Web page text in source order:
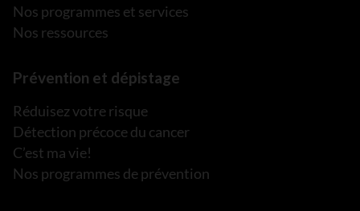
Nos programmes et services
Nos ressources
Prévention et dépistage
Réduisez votre risque
Détection précoce du cancer
C’est ma vie!
Nos programmes de prévention